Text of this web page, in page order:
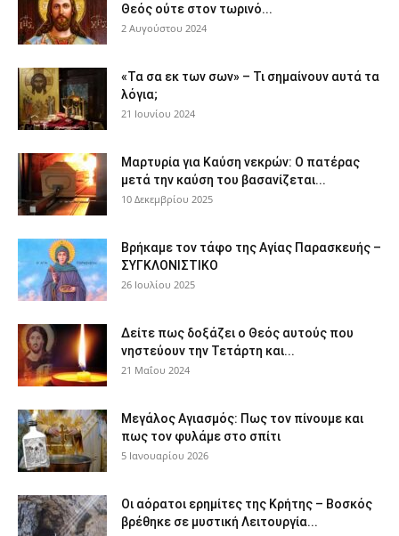
Θεός ούτε στον τωρινό...
2 Αυγούστου 2024
«Τα σα εκ των σων» – Τι σημαίνουν αυτά τα
λόγια;
21 Ιουνίου 2024
Μαρτυρία για Καύση νεκρών: Ο πατέρας
μετά την καύση του βασανίζεται...
10 Δεκεμβρίου 2025
Βρήκαμε τον τάφο της Αγίας Παρασκευής –
ΣΥΓΚΛΟΝΙΣΤΙΚΟ
26 Ιουλίου 2025
Δείτε πως δοξάζει ο Θεός αυτούς που
νηστεύουν την Τετάρτη και...
21 Μαΐου 2024
Μεγάλος Αγιασμός: Πως τον πίνουμε και
πως τον φυλάμε στο σπίτι
5 Ιανουαρίου 2026
Οι αόρατοι ερημίτες της Κρήτης – Βοσκός
βρέθηκε σε μυστική Λειτουργία...